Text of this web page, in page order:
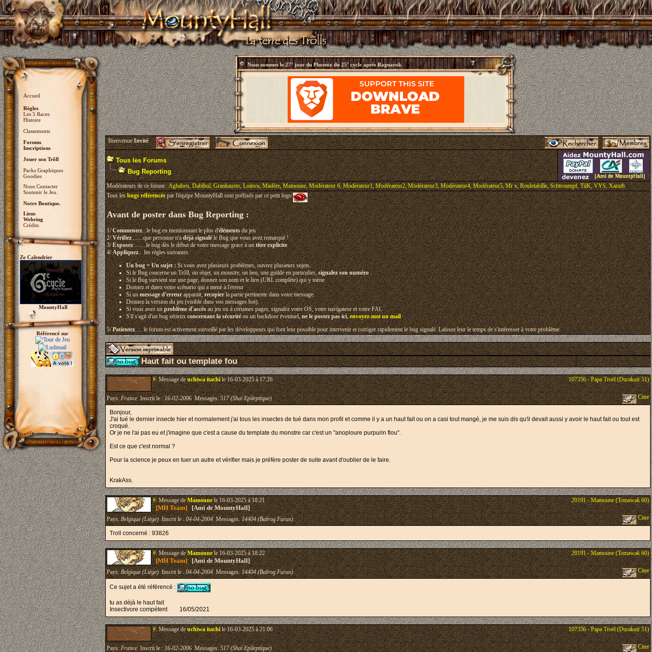
Accueil
Règles
Les 5 Races
Histoire
Classements
Forums
Inscriptions
Jouer son Trõll
Packs Graphiques
Goodies
Nous Contacter
Soutenir le Jeu.
Notre Boutique.
Liens
Webring
Crédits
Ze Calendrier
MountyHall
Référencé sur
Nous sommes le27° jour du Phoenix du 25° cycle après Ragnarok
BienvenueInvité
Tous les Forums
Bug Reporting
Modérateurs de ce forum :Aghabeu,Dabihul,Grankausto,Loinvu,Madère,Mamoune,Modérateur 6,Modérateur1,Modérateur2,Modérateur3,Modérateur4,Modérateur5,Mr x,Rouletabille,Schtroumpf,TilK,VYS,Xaruth
Tous lesbugs référencéspar l'équipe MountyHall sont préfixés par ce petit logo
Avant de poster dans Bug Reporting :
1/Commentez...le bug en mentionnant le plus d'élémentsdu jeu
2/Vérifiez........que personne n'adéjà signaléle Bug que vous avez remarqué !
3/Exposez.........le bug dès le début de votre message grace à untitre explicite
4/Appliquez... les règles suivantes :
Un bug = Un sujet :Si vous avez plusieurs problèmes, ouvrez plusieurs sujets.
Si le Bug concerne un Trõll, un objet, un monstre, un lieu, une guilde en particulier,signalez son numéro.
Si le Bug survient sur une page, donnez son nom et le lien (URL complète) qui y mène
Donnez et datez votre scénario qui a mené à l'erreur
Si unmessage d'erreurapparait,recopierla partie pertinente dans votre message.
Donnez la version du jeu (visible dans vos messages bot).
Si vous avez unproblème d'accèsau jeu ou à certaines pages, signalez votre OS, votre navigateur et votre FAI.
S'il s'agit d'un bug sérieuxconcernant la sécuritéou un backdoor éventuel,ne le postez pas ici,envoyez-moi un mail
5/Patientez..... le forum est activement surveillé par les développeurs qui font leur possible pour intervenir et corriger rapidement le bug signalé. Laissez leur le temps de s'intéresser à votre problème.
Haut fait ou template fou
#.Message deuchiwa itachile 16-03-2025 à 17:26 107356 - Papa Troël (Durakuir 51)
Pays:FranceInscrit le :16-02-2006Messages:517 (Shaï Epileptique) Citer
Bonjour,
J'ai tué le dernier insecte hier et normalement j'ai tous les insectes de tué dans mon profil et comme il y a un haut fait ou on a casi tout mangé, je me suis dis qu'il devait aussi y avoir le haut fait ou tout est
croqué.
Or je ne l'ai pas eu et j'imagine que c'est a cause du template du monstre car c'est un "anoploure purpurin flou".
Est ce que c'est normal ?
Pour la science je peux en tuer un autre et vérifier mais je préfère poster de suite avant d'oublier de le faire.
KrakAss.
#.Message deMamounele 16-03-2025 à 18:21
[MH Team][Ami de MountyHall]
20191 - Mamoune (Tomawak 60)
Pays:Belgique (Liège)Inscrit le :04-04-2004Messages:14404 (Balrog Furax) Citer
Troll concerné : 93826
#.Message deMamounele 16-03-2025 à 18:22
[MH Team][Ami de MountyHall]
20191 - Mamoune (Tomawak 60)
Pays:Belgique (Liège)Inscrit le :04-04-2004Messages:14404 (Balrog Furax) Citer
Ce sujet a été référencé :
tu as déjà le haut fait
Insectivore compétent
16/05/2021
#.Message deuchiwa itachile 16-03-2025 à 21:06 107356 - Papa Troël (Durakuir 51)
Pays:FranceInscrit le :16-02-2006Messages:517 (Shaï Epileptique) Citer